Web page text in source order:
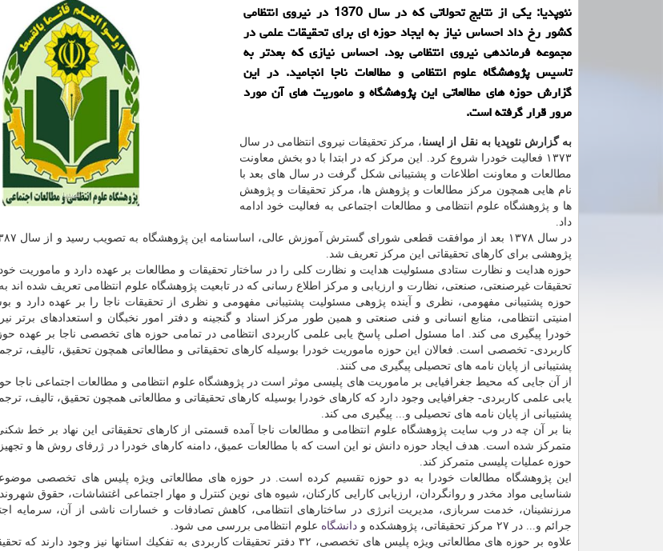
نئوپدیا: یكی از نتایج تحولاتی كه در سال 1370 در نیروی انتظامی
كشور رخ داد احساس نیاز به ایجاد حوزه ای برای تحقیقات علمی در
مجموعه فرماندهی نیروی انتظامی بود. احساس نیازی كه بعدتر به
تاسیس پژوهشگاه علوم انتظامی و مطالعات ناجا انجامید. در این
گزارش حوزه های مطالعاتی این پژوهشگاه و ماموریت های آن مورد
مرور قرار گرفته است.
به گزارش نئوپدیا به نقل از ایسنا، مركز تحقیقات نیروی انتظامی در سال
۱۳۷۳ فعالیت خودرا شروع كرد. این مركز كه در ابتدا با دو بخش معاونت
مطالعات و معاونت اطلاعات و پشتیبانی شكل گرفت در سال های بعد با
نام هایی همچون مركز مطالعات و پژوهش ها، مركز تحقیقات و پژوهش
ها و پژوهشگاه علوم انتظامی و مطالعات اجتماعی به فعالیت خود ادامه
داد.
پژوهشی برای كارهای تحقیقاتی این مركز تعریف شد.
حوزه هدایت و نظارت ستادی مسئولیت هدایت و نظارت كلی را در ساختار تحقیقات و مطالعات بر عهده دارد و ماموریت
تحقیقات غیرصنعتی، صنعتی، نظارت و ارزیابی و مركز اطلاع رسانی كه در تابعیت پژوهشگاه علوم انتظامی تعریف شده اند
حوزه پشتیبانی مفهومی، نظری و آینده پژوهی مسئولیت پشتیبانی مفهومی و نظری از تحقیقات ناجا را بر عهده دارد و
امنیتی انتظامی، منابع انسانی و فنی صنعتی و همین طور مركز اسناد و گنجینه و دفتر امور نخبگان و استعدادهای برتر
خودرا پیگیری می كند. اما مسئول اصلی پاسخ یابی علمی كاربردی انتظامی در تمامی حوزه های تخصصی ناجا بر عهده
كاربردی- تخصصی است. فعالان این حوزه ماموریت خودرا بوسیله كارهای تحقیقاتی و مطالعاتی همچون تحقیق، تالیف،
پشتیبانی از پایان نامه های تحصیلی پیگیری می كنند.
از آن جایی كه محیط جغرافیایی بر ماموریت های پلیسی موثر است در پژوهشگاه علوم انتظامی و مطالعات اجتماعی ناجا
یابی علمی كاربردی- جغرافیایی وجود دارد كه كارهای خودرا بوسیله كارهای تحقیقاتی و مطالعاتی همچون تحقیق، تالیف،
پشتیبانی از پایان نامه های تحصیلی و... پیگیری می كند.
بنا بر آن چه در وب سایت پژوهشگاه علوم انتظامی و مطالعات ناجا آمده قسمتی از كارهای تحقیقاتی این نهاد بر خط
متمركز شده است. هدف ایجاد حوزه دانش نو این است كه با مطالعات عمیق، دامنه كارهای خودرا در ژرفای روش ها و
حوزه عملیات پلیسی متمركز كند.
این پژوهشگاه مطالعات خودرا به دو حوزه تقسیم كرده است. در حوزه های مطالعاتی ویژه پلیس های تخصصی
شناسایی مواد مخدر و روانگردان، ارزیابی كارایی كاركنان، شیوه های نوین كنترل و مهار اجتماعی اغتشاشات، حقوق
مرزنشینان، خدمت سربازی، مدیریت انرژی در ساختارهای انتظامی، كاهش تصادفات و خسارات ناشی از آن، سرمایه
جرائم و... در ۲۷ مركز تحقیقاتی، پژوهشكده و
دانشگاه علوم انتظامی بررسی می شود.
علاوه بر حوزه های مطالعاتی ویژه پلیس های تخصصی، ۳۲ دفتر تحقیقات كاربردی به تفكیك استانها نیز وجود